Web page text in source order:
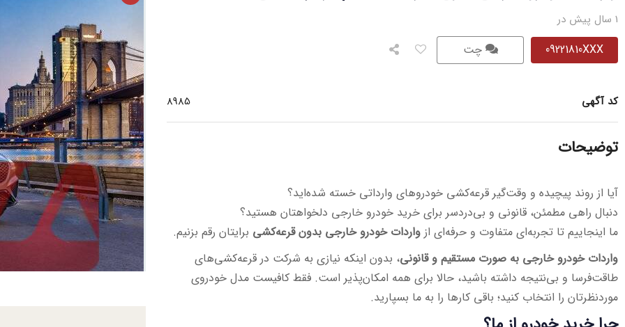
1 سال پیش در
09221810XXX چت
کد آگهی 8985
توضیحات
آیا از روند پیچیده و وقت‌گیر قرعه‌کشی خودروهای وارداتی خسته شده‌اید؟
دنبال راهی مطمئن، قانونی و بی‌دردسر برای خرید خودرو خارجی دلخواهتان هستید؟
ما اینجاییم تا تجربه‌ای متفاوت و حرفه‌ای از واردات خودرو خارجی بدون قرعه‌کشی برایتان رقم بزنیم.
واردات خودرو خارجی به صورت مستقیم و قانونی، بدون اینکه نیازی به شرکت در قرعه‌کشی‌های
طاقت‌فرسا و بی‌نتیجه داشته باشید، حالا برای همه امکان‌پذیر است. فقط کافیست مدل خودروی
موردنظرتان را انتخاب کنید؛ باقی کارها را به ما بسپارید.